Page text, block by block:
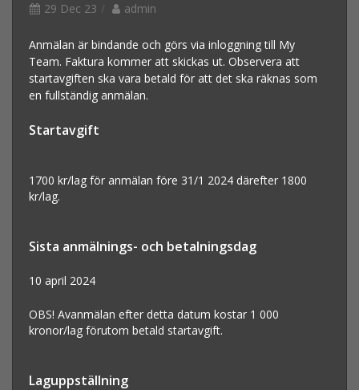
29 Dec 23 admin
Anmälan är bindande och görs via inloggning till My
Team. Faktura kommer att skickas ut. Observera att
startavgiften ska vara betald för att det ska räknas som
en fullständig anmälan.
Startavgift
1700 kr/lag för anmälan före 31/1 2024 därefter 1800
kr/lag.
Sista anmälnings- och betalningsdag
10 april 2024
OBS! Avanmälan efter detta datum kostar 1 000
kronor/lag förutom betald startavgift.
Laguppställning